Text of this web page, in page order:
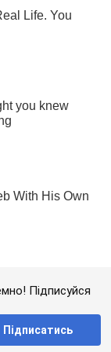
Підписуйся
Підписатись